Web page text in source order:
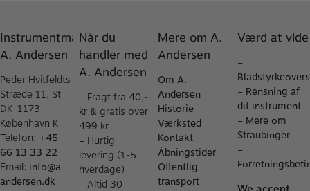
Instrumentmager
A. Andersen
Peder Hvitfeldts
Stræde 11, St
DK-1173
København K
Telefon: +45
66 13 33 22
Email: info@a-
andersen.dk
Når du
handler med
A. Andersen
– Fragt fra 40,-
kr & gratis over
499 kr
– Hurtig
levering (1-5
hverdage)
– Altid 30
Mere om A.
Andersen
Om A.
Andersen
Historie
Værksted
Kontakt
Åbningstider
Offentlig
transport
Værd at vide
–
– Rensning af
dit instrument
– Mere om
Straubinger
–